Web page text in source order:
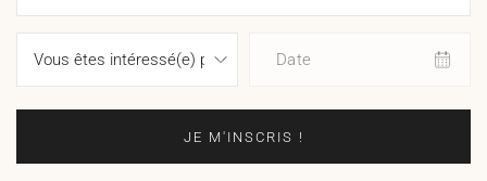
Date
JE M'INSCRIS !